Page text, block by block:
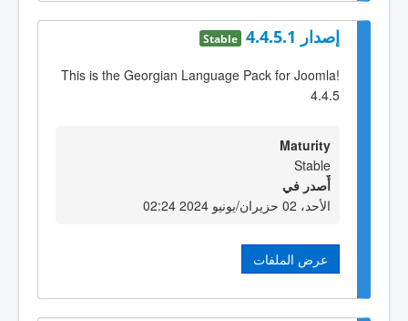
إصدار 4.4.5.1 Stable
This is the Georgian Language Pack for Joomla!
4.4.5
Maturity
Stable
أٌصدر في
الأحد، 02 حزيران/يونيو 2024 02:24
عرض الملفات